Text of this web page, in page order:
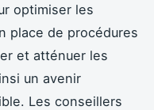
optimiser les
place de procédures
et atténuer les
un avenir
Les conseillers